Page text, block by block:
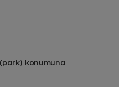
(park) konumuna